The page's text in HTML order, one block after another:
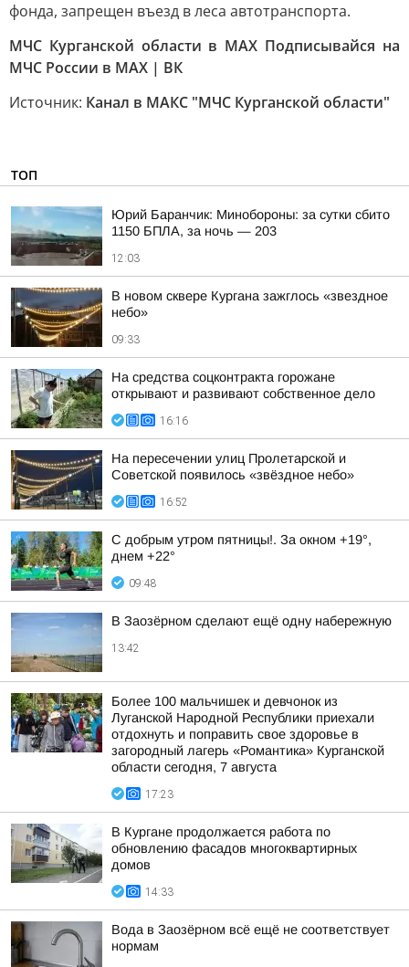
фонда, запрещен въезд в леса автотранспорта.
МЧС Курганской области в MAX Подписывайся на
МЧС России в MAX | ВК
Источник: Канал в МАКС "МЧС Курганской области"
ТОП
Юрий Баранчик: Минобороны: за сутки сбито
1150 БПЛА, за ночь — 203
12:03
В новом сквере Кургана зажглось «звездное
небо»
09:33
На средства соцконтракта горожане
открывают и развивают собственное дело
16:16
На пересечении улиц Пролетарской и
Советской появилось «звёздное небо»
16:52
С добрым утром пятницы!. За окном +19°,
днем +22°
09:48
В Заозёрном сделают ещё одну набережную
13:42
Более 100 мальчишек и девчонок из
Луганской Народной Республики приехали
отдохнуть и поправить свое здоровье в
загородный лагерь «Романтика» Курганской
области сегодня, 7 августа
17:23
В Кургане продолжается работа по
обновлению фасадов многоквартирных
домов
14:33
Вода в Заозёрном всё ещё не соответствует
нормам